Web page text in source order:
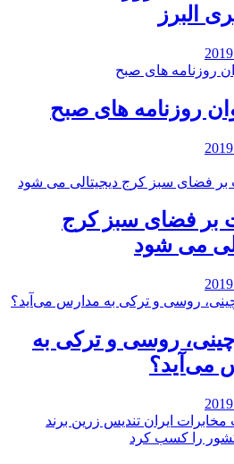
البرز
روزنامه های صبح
بر فضای سبز کرج
می شود
چینی، روسی و ترکی به
می‌آید؟